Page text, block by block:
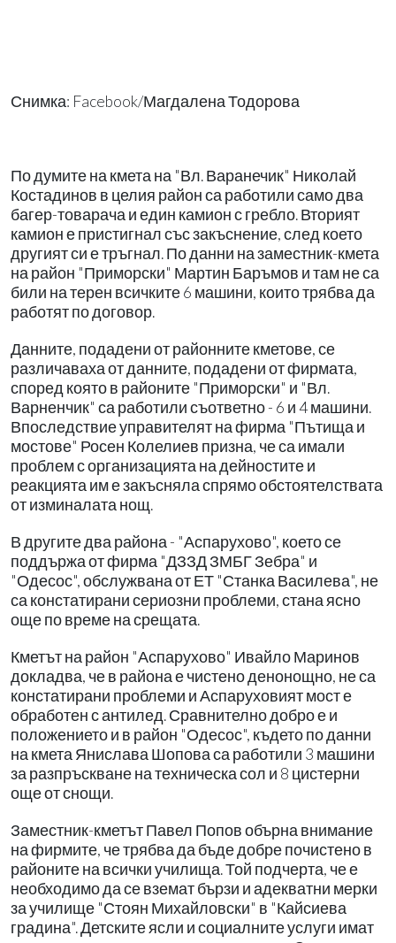
Снимка: Facebook/Магдалена Тодорова
По думите на кмета на "Вл. Варанечик" Николай
Костадинов в целия район са работили само два
багер-товарача и един камион с гребло. Вторият
камион е пристигнал със закъснение, след което
другият си е тръгнал. По данни на заместник-кмета
на район "Приморски" Мартин Баръмов и там не са
били на терен всичките 6 машини, които трябва да
работят по договор.
Данните, подадени от районните кметове, се
различаваха от данните, подадени от фирмата,
според която в районите "Приморски" и "Вл.
Варненчик" са работили съответно - 6 и 4 машини.
Впоследствие управителят на фирма "Пътища и
мостове" Росен Колелиев призна, че са имали
проблем с организацията на дейностите и
реакцията им е закъсняла спрямо обстоятелствата
от изминалата нощ.
В другите два района - "Аспарухово", което се
поддържа от фирма "ДЗЗД ЗМБГ Зебра" и
"Одесос", обслужвана от ЕТ "Станка Василева", не
са констатирани сериозни проблеми, стана ясно
още по време на срещата.
Кметът на район "Аспарухово" Ивайло Маринов
докладва, че в района е чистено денонощно, не са
констатирани проблеми и Аспаруховият мост е
обработен с антилед. Сравнително добро е и
положението и в район "Одесос", където по данни
на кмета Янислава Шопова са работили 3 машини
за разпръскване на техническа сол и 8 цистерни
още от снощи.
Заместник-кметът Павел Попов обърна внимание
на фирмите, че трябва да бъде добре почистено в
районите на всички училища. Той подчерта, че е
необходимо да се вземат бързи и адекватни мерки
за училище "Стоян Михайловски" в "Кайсиева
градина". Детските ясли и социалните услуги имат